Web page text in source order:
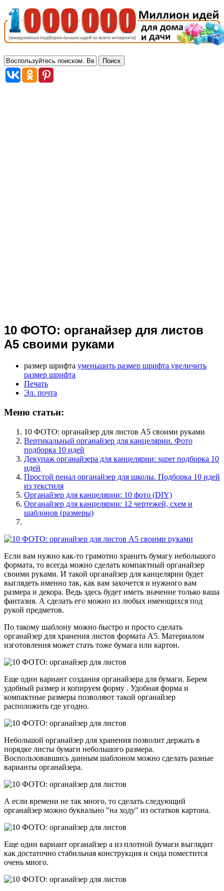
10 ФОТО: органайзер для листов
А5 своими руками
размер шрифта уменьшить размер шрифта увеличить
размер шрифта
Печать
Эл. почта
Меню статьи:
10 ФОТО: органайзер для листов А5 своими руками
Вертикальный органайзер для канцелярии. Фото
подборка 10 идей
Декупаж органайзера для канцелярии: super подборка 10
идей
Простой пенал органайзер для школы. Подборка 10 идей
из текстиля
Органайзер для канцелярии: 10 фото (DIY)
Органайзер для канцелярии: 12 чертежей, схем и
шаблонов (размеры)
Если вам нужно как-то грамотно хранить бумагу небольшого
формата, то всегда можно сделать компактный органайзер
своими руками. И такой органайзер для канцелярии будет
выглядеть именно так, как вам захочется и нужного вам
размера и декора. Ведь здесь будет иметь значение только ваша
фантазия. А сделать его можно из любых имеющихся под
рукой предметов.
По такому шаблону можно быстро и просто сделать
органайзер для хранения листов формата А5. Материалом
изготовления может стать тоже бумага или картон.
Еще один вариант создания органайзера для бумаги. Берем
удобный размер и копируем форму . Удобная форма и
компактные размеры позволяют такой органайзер
расположить где угодно.
Небольшой органайзер для хранения позволит держать в
порядке листы бумаги небольшого размера.
Воспользовавшись данным шаблоном можно сделать разные
варианты органайзера.
А если времени не так много, то сделать следующий
органайзер можно буквально "на ходу" из остатков картона.
Еще один вариант органайзер а из плотной бумаги выглядит
как достаточно стабильная конструкция и сюда поместится
очень много.